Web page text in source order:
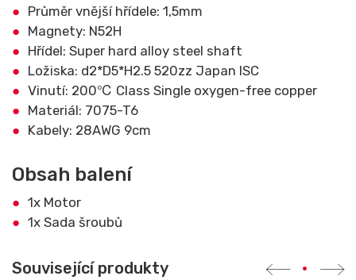
Průměr vnější hřídele: 1,5mm
Magnety: N52H
Hřídel: Super hard alloy steel shaft
Ložiska: d2*D5*H2.5 520zz Japan ISC
Vinutí: 200℃ Class Single oxygen-free copper
Materiál: 7075-T6
Kabely: 28AWG 9cm
Obsah balení
1x Motor
1x Sada šroubů
Související produkty •